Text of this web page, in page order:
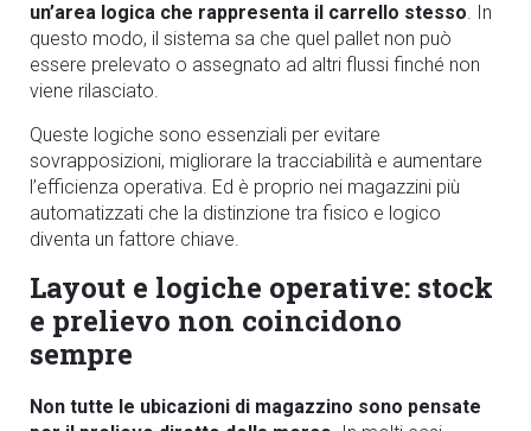
un’area logica che rappresenta il carrello stesso. In
questo modo, il sistema sa che quel pallet non può
essere prelevato o assegnato ad altri flussi finché non
viene rilasciato.
Queste logiche sono essenziali per evitare
sovrapposizioni, migliorare la tracciabilità e aumentare
l’efficienza operativa. Ed è proprio nei magazzini più
automatizzati che la distinzione tra fisico e logico
diventa un fattore chiave.
Layout e logiche operative: stock
e prelievo non coincidono
sempre
Non tutte le ubicazioni di magazzino sono pensate